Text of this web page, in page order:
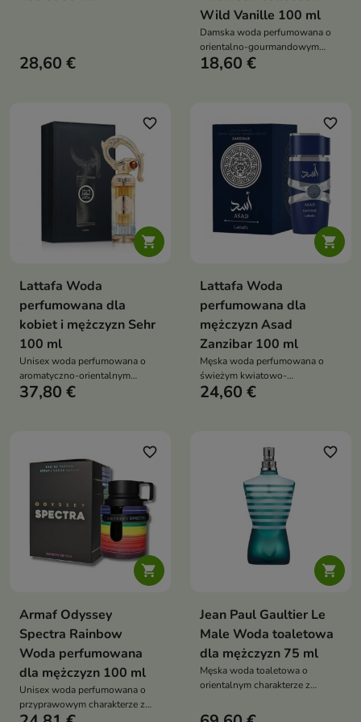
28,60 €
Wild Vanille 100 ml
Damska woda perfumowana o
orientalno-gourmandowym
charakterze, łącząca świeże nuty
18,60 €

favorite_border
Lattafa Woda
perfumowana dla
kobiet i mężczyzn Sehr
100 ml
Unisex woda perfumowana o
aromatyczno-orientalnym
charakterze, łącząca cynamon i
37,80 €

favorite_border
Lattafa Woda
perfumowana dla
mężczyzn Asad
Zanzibar 100 ml
Męska woda perfumowana o
świeżym kwiatowo-
gourmandowym charakterze,
na ciepłe dni i codzienne okazje
24,60 €

favorite_border
Armaf Odyssey
Spectra Rainbow
Woda perfumowana
dla mężczyzn 100 ml
Unisex woda perfumowana o
przyprawowym charakterze z
nutami cynamonu, jabłka i

favorite_border
Jean Paul Gaultier Le
Male Woda toaletowa
dla mężczyzn 75 ml
Męska woda toaletowa o
orientalnym charakterze z
Klasyczny zapach w kultowym